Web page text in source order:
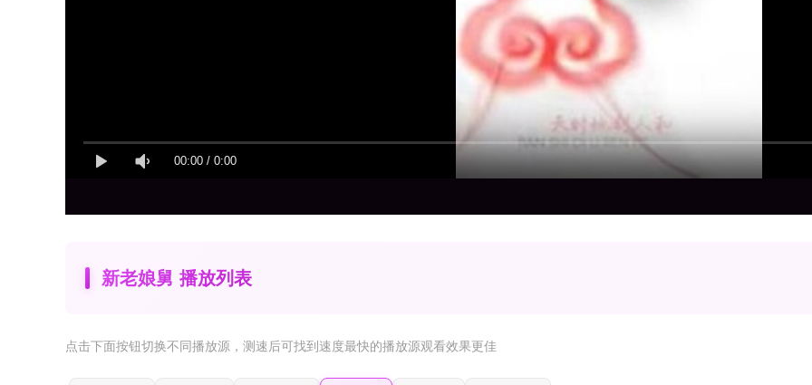
00:00 / 0:00
新老娘舅 播放列表
点击下面按钮切换不同播放源 ，测速后可找到速度最快的播放源观看效果更佳